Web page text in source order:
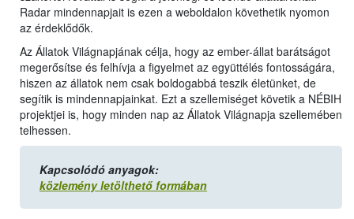
Radar mindennapjait is ezen a weboldalon követhetik nyomon
az érdeklődők.
Az Állatok Világnapjának célja, hogy az ember-állat barátságot
megerősítse és felhívja a figyelmet az együttélés fontosságára,
hiszen az állatok nem csak boldogabbá teszik életünket, de
segítik is mindennapjainkat. Ezt a szellemiséget követik a NÉBIH
projektjei is, hogy minden nap az Állatok Világnapja szellemében
telhessen.
Kapcsolódó anyagok:
közlemény letölthető formában